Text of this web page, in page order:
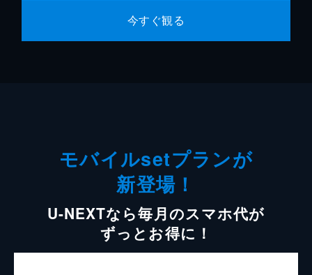
今すぐ観る
モバイルsetプランが
新登場！
U-NEXTなら毎月のスマホ代が
ずっとお得に！